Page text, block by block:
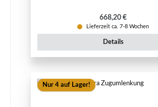
Regulärer Preis:
668,20 €
Lieferzeit ca. 7-8 Wochen
Details
Nur 4 auf Lager!